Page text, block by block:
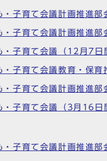
子育て会議計画推進部
子育て会議計画推進部
子育て会議（12月7日
子育て会議教育・保育
子育て会議計画推進部
子育て会議（3月16日
子育て会議計画推進部